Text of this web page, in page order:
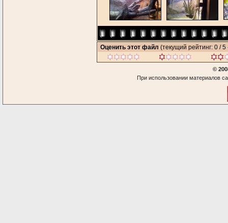
Оценить этот файл (текущий рейтинг: 0 / 5
©
При использовании материалов